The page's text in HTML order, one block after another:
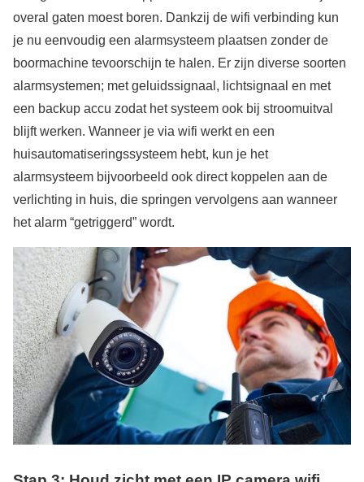
overal gaten moest boren. Dankzij de wifi verbinding kun
je nu eenvoudig een alarmsysteem plaatsen zonder de
boormachine tevoorschijn te halen. Er zijn diverse soorten
alarmsystemen; met geluidssignaal, lichtsignaal en met
een backup accu zodat het systeem ook bij stroomuitval
blijft werken. Wanneer je via wifi werkt en een
huisautomatiseringssysteem hebt, kun je het
alarmsysteem bijvoorbeeld ook direct koppelen aan de
verlichting in huis, die springen vervolgens aan wanneer
het alarm “getriggerd” wordt.